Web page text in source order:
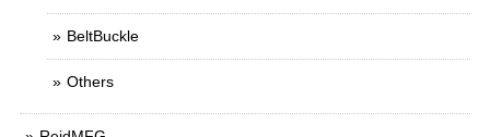
BeltBuckle
Others